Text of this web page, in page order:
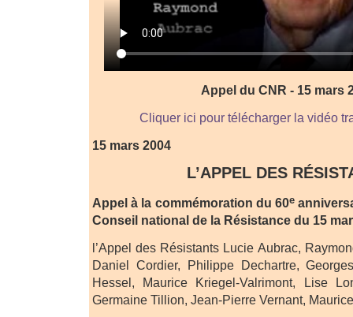
Appel du CNR - 15 mars
Cliquer ici pour télécharger la vidéo
15 mars 2004
L’APPEL DES
Appel à la commémoration du 60e
Conseil national de la Résistance du 15
l’Appel des Résistants Lucie Aubrac,
Daniel Cordier, Philippe Dechartre,
Hessel, Maurice Kriegel-Valrimont, Lise
Germaine Tillion, Jean-Pierre Vernant,